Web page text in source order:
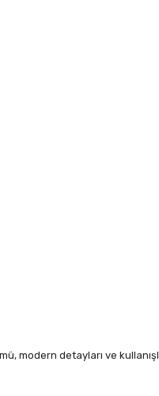
modern detayları ve